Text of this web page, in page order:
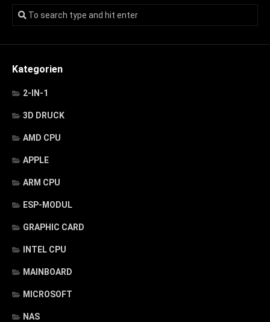
Kategorien
2-IN-1
3D DRUCK
AMD CPU
APPLE
ARM CPU
ESP-MODUL
GRAPHIC CARD
INTEL CPU
MAINBOARD
MICROSOFT
NAS